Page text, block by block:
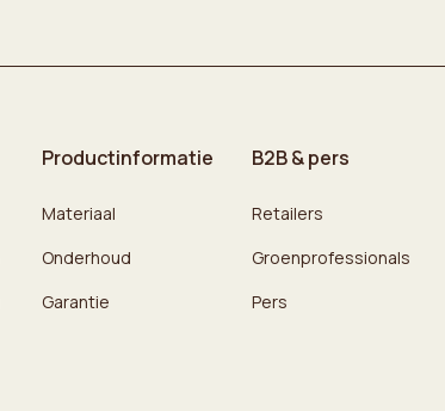
Productinformatie
Materiaal
Onderhoud
Garantie
B2B & pers
Retailers
Groenprofessionals
Pers